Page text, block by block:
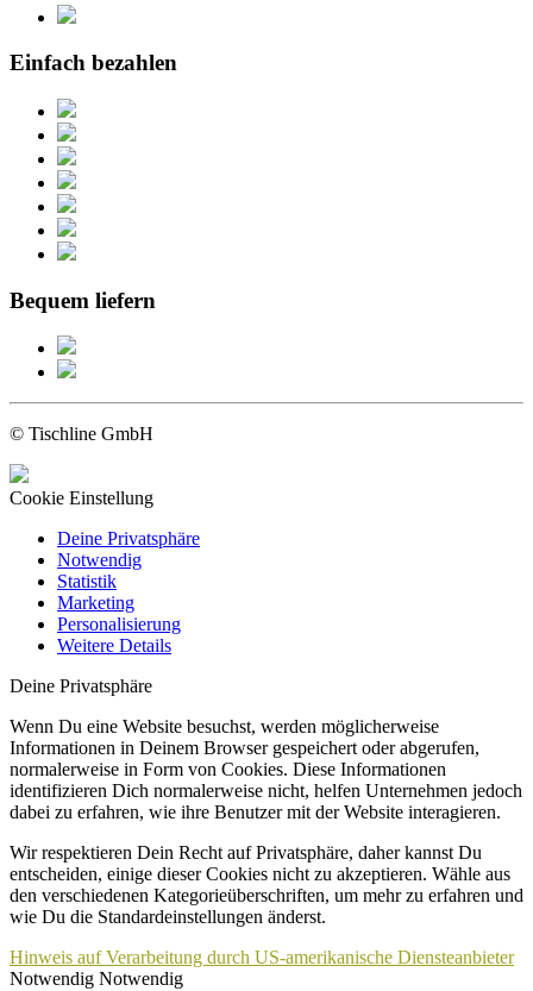
Einfach bezahlen
Bequem liefern
© Tischline GmbH
Cookie Einstellung
Deine Privatsphäre
Notwendig
Statistik
Marketing
Personalisierung
Weitere Details
Deine Privatsphäre
Wenn Du eine Website besuchst, werden möglicherweise
Informationen in Deinem Browser gespeichert oder abgerufen,
normalerweise in Form von Cookies. Diese Informationen
identifizieren Dich normalerweise nicht, helfen Unternehmen jedoch
dabei zu erfahren, wie ihre Benutzer mit der Website interagieren.
Wir respektieren Dein Recht auf Privatsphäre, daher kannst Du
entscheiden, einige dieser Cookies nicht zu akzeptieren. Wähle aus
den verschiedenen Kategorieüberschriften, um mehr zu erfahren und
wie Du die Standardeinstellungen änderst.
Hinweis auf Verarbeitung durch US-amerikanische Diensteanbieter
Notwendig Notwendig